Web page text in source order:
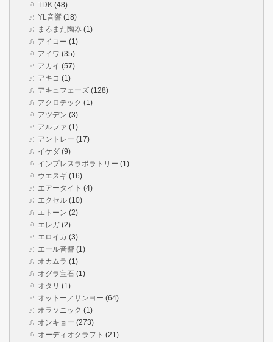
TDK (48)
YL音響 (18)
まるまた陶器 (1)
アイコー (1)
アイワ (35)
アカイ (57)
アキコ (1)
アキュフェーズ (128)
アクロテック (1)
アツデン (3)
アルファ (1)
アントレー (17)
イケダ (9)
インプレスラボラトリー (1)
ウエスギ (16)
エアータイト (4)
エクセル (10)
エトーン (2)
エレガ (2)
エロイカ (3)
エール音響 (1)
オカムラ (1)
オグラ宝石 (1)
オタリ (1)
オットー／サンヨー (64)
オラソニック (1)
オンキョー (273)
オーディオクラフト (21)